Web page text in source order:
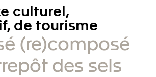
culturel,
de tourisme
(re)composé
des sels